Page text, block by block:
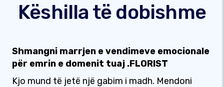
Këshilla të dobishme
Shmangni marrjen e vendimeve emocionale
për emrin e domenit tuaj .FLORIST
Kjo mund të jetë një gabim i madh. Mendoni